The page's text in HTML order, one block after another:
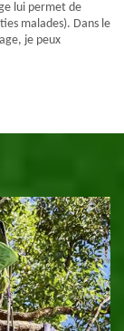
lui permet de
malades). Dans le
je peux